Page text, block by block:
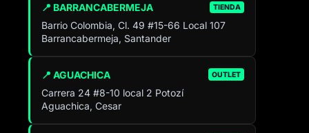
📍 BARRANCABERMEJA TIENDA
Barrio Colombia, Cl. 49 #15-66 Local 107
Barrancabermeja, Santander
📍 AGUACHICA OUTLET
Carrera 24 #8-10 local 2 Potozí
Aguachica, Cesar